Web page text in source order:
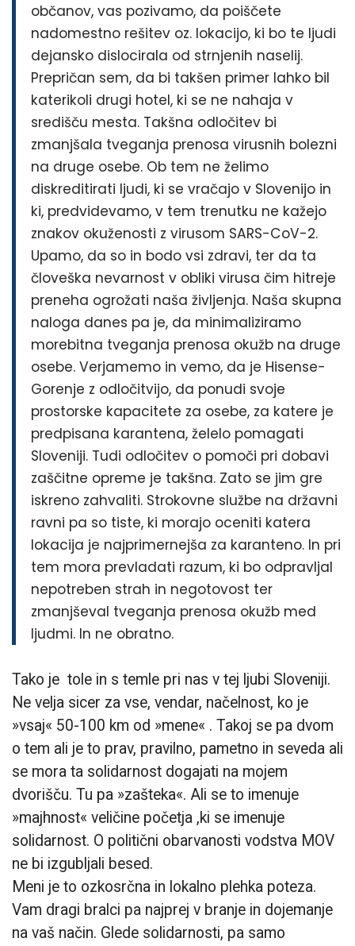
občanov, vas pozivamo, da poiščete
nadomestno rešitev oz. lokacijo, ki bo te ljudi
dejansko dislocirala od strnjenih naselij.
Prepričan sem, da bi takšen primer lahko bil
katerikoli drugi hotel, ki se ne nahaja v
središču mesta. Takšna odločitev bi
zmanjšala tveganja prenosa virusnih bolezni
na druge osebe. Ob tem ne želimo
diskreditirati ljudi, ki se vračajo v Slovenijo in
ki, predvidevamo, v tem trenutku ne kažejo
znakov okuženosti z virusom SARS-CoV-2.
Upamo, da so in bodo vsi zdravi, ter da ta
človeška nevarnost v obliki virusa čim hitreje
preneha ogrožati naša življenja. Naša skupna
naloga danes pa je, da minimaliziramo
morebitna tveganja prenosa okužb na druge
osebe. Verjamemo in vemo, da je Hisense-
Gorenje z odločitvijo, da ponudi svoje
prostorske kapacitete za osebe, za katere je
predpisana karantena, želelo pomagati
Sloveniji. Tudi odločitev o pomoči pri dobavi
zaščitne opreme je takšna. Zato se jim gre
iskreno zahvaliti. Strokovne službe na državni
ravni pa so tiste, ki morajo oceniti katera
lokacija je najprimernejša za karanteno. In pri
tem mora prevladati razum, ki bo odpravljal
nepotreben strah in negotovost ter
zmanjševal tveganja prenosa okužb med
ljudmi. In ne obratno.
Tako je tole in s temle pri nas v tej ljubi Sloveniji.
Ne velja sicer za vse, vendar, načelnost, ko je
»vsaj« 50-100 km od »mene« . Takoj se pa dvom
o tem ali je to prav, pravilno, pametno in seveda ali
se mora ta solidarnost dogajati na mojem
dvorišču. Tu pa »zašteka«. Ali se to imenuje
»majhnost« veličine početja ,ki se imenuje
solidarnost. O politični obarvanosti vodstva MOV
ne bi izgubljali besed.
Meni je to ozkosrčna in lokalno plehka poteza.
Vam dragi bralci pa najprej v branje in dojemanje
na vaš način. Glede solidarnosti, pa samo